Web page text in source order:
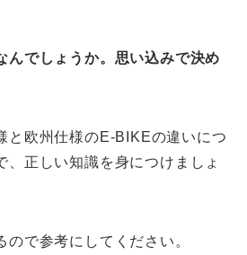
んでしょうか。思い込みで決め
と欧州仕様のE-BIKEの違いにつ
、正しい知識を身につけましょ
で参考にしてください。